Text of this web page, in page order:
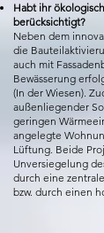
Habt ihr
berücksichtigt?
Neben dem
die
auch mit
Bewässerung
(In der Wiesen).
außenliegender
geringen
angelegte
Lüftung. Beide
Unversiegelung
durch eine
bzw. durch einen